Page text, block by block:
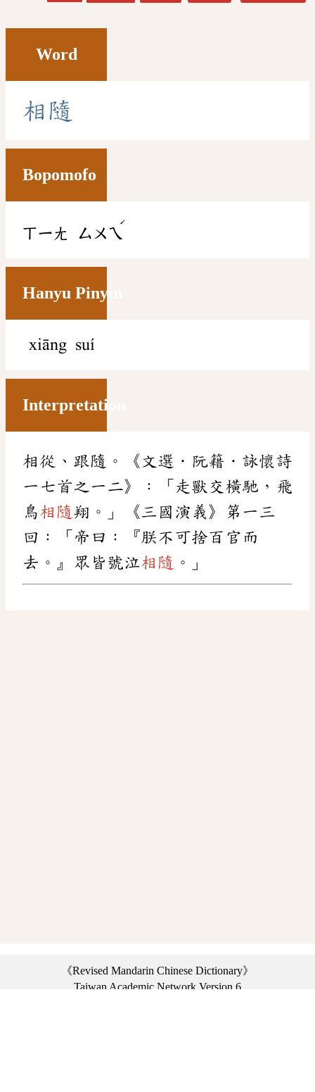
Word
相 隨
Bopomofo
ㄒㄧㄤ ㄙㄨㄟ
ˊ
Hanyu Pinyin
xiāng suí
Interpretation
相從、跟隨。《文選．阮籍．詠懷詩
一七首之一二》：「走獸交橫馳，飛
鳥相隨翔。」《三國演義》第一三
回：「帝曰：『朕不可捨百官而
去。』眾皆號泣相隨 。」
《Revised Mandarin Chinese Dictionary》
Taiwan Academic Network Version 6